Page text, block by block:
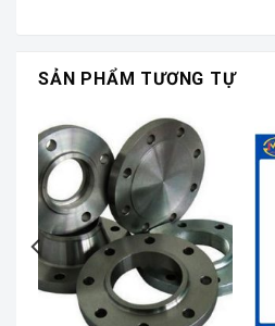
SẢN PHẨM TƯƠNG TỰ